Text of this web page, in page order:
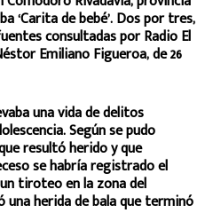
‘Carita de bebé’. Dos por tres,
consultadas por Radio El
Emiliano Figueroa, de 26
una vida de delitos
Según se pudo
resultó herido y que
se habría registrado el
tiroteo en la zona del
herida de bala que terminó